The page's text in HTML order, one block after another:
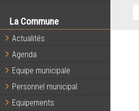
La Commune
Actualités
Agenda
Equipe municipale
Personnel municipal
Equipements